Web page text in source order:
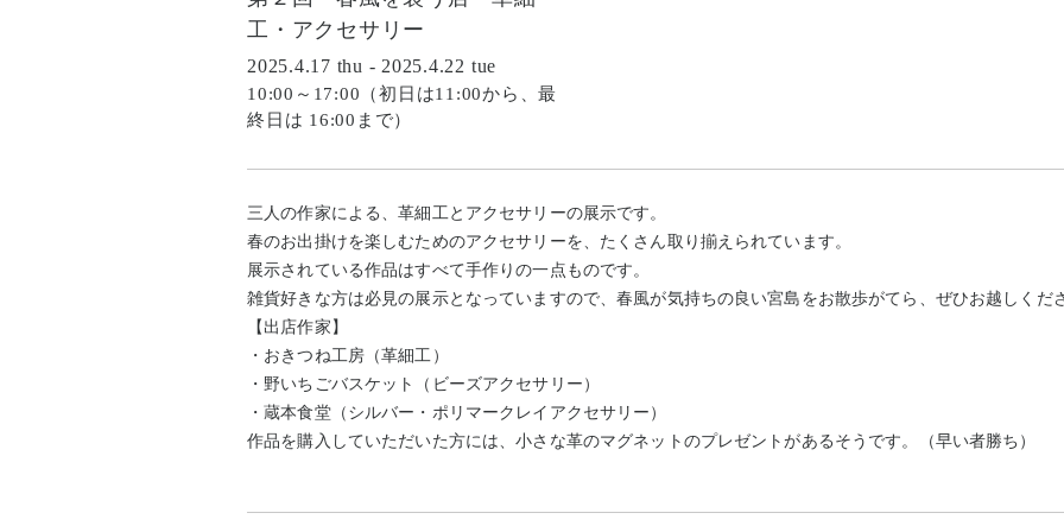
工・アクセサリー
2025.4.17 thu - 2025.4.22 tue
10:00～17:00（初日は11:00から、最
終日は 16:00まで）
三人の作家による、革細工とアクセサリーの展示です。
春のお出掛けを楽しむためのアクセサリーを、たくさん取り揃えられています。
展示されている作品はすべて手作りの一点ものです。
雑貨好きな方は必見の展示となっていますので、春風が気持ちの良い宮島をお散歩がてら、ぜひお越しくだ
【出店作家】
・おきつね工房（革細工）
・野いちごバスケット（ビーズアクセサリー）
・蔵本食堂（シルバー・ポリマークレイアクセサリー）
作品を購入していただいた方には、小さな革のマグネットのプレゼントがあるそうです。（早い者勝ち）